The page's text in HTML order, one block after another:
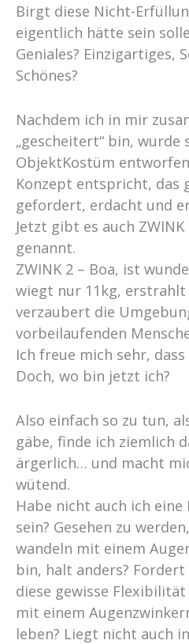
Birgt diese Nicht-
eigentlich hätte sein
Geniales? Einzigartiges,
Schönes?
Nachdem ich in mir
„gescheitert“ bin, wurde
ObjektKostüm
Konzept entspricht, das
gefordert, erdacht und
Jetzt gibt es auch
genannt.
ZWINK 2 – Boa, ist
wiegt nur 11kg,
verzaubert die
vorbeilaufenden
Ich freue mich sehr,
Doch, wo bin jetzt ich?
Also einfach so zu tun,
gäbe, finde ich ziemlich
ärgerlich… und macht
wütend.
Habe nicht auch ich
sein? Gesehen zu
wandeln mit einem
bin, halt anders?
diese gewisse
mit einem
leben? Liegt nicht auch